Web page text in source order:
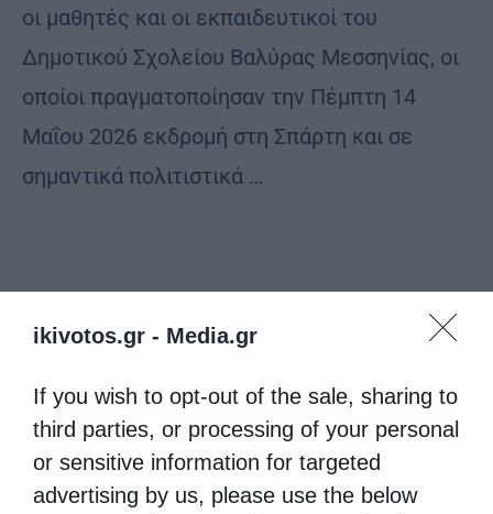
ikivotos.gr - Media.gr
If you wish to opt-out of the sale, sharing to
third parties, or processing of your personal
or sensitive information for targeted
advertising by us, please use the below
οι μαθητές και οι εκπαιδευτικοί του
Δημοτικού Σχολείου Βαλύρας Μεσσηνίας, οι
οποίοι πραγματοποίησαν την Πέμπτη 14
Μαΐου 2026 εκδρομή στη Σπάρτη και σε
σημαντικά πολιτιστικά …